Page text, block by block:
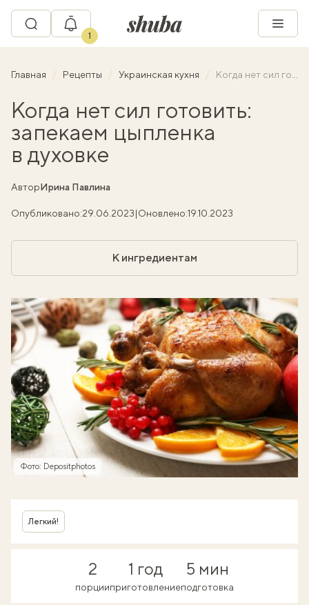
1
Главная Рецепты Украинская кухня Когда нет сил готовить: запекаем цыпленка в духовке
Когда нет сил готовить:
запекаем цыпленка
в духовке
АвторИрина Павлина
Опубликовано:29.06.2023|Оновлено:19.10.2023
К ингредиентам
Фото: Depositphotos
Легкий!
2
порции
1 год
приготовление
5 мин
подготовка